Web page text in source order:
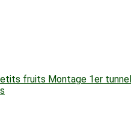
fruits Montage 1er